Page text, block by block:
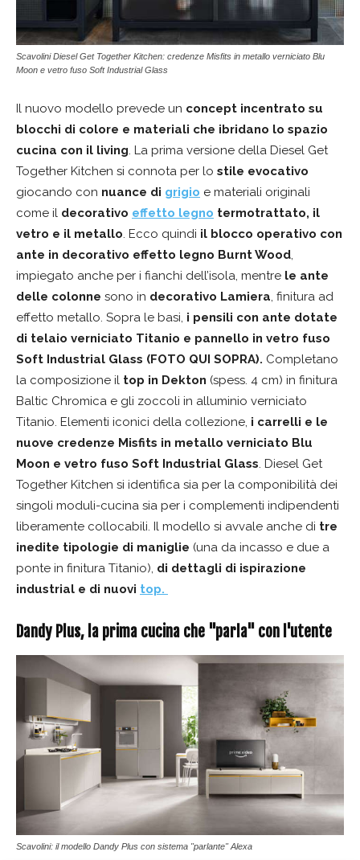
Scavolini Diesel Get Together Kitchen: credenze Misfits in metallo verniciato Blu
Moon e vetro fuso Soft Industrial Glass
Il nuovo modello prevede un concept incentrato su
blocchi di colore e materiali che ibridano lo spazio
cucina con il living. La prima versione della Diesel Get
Together Kitchen si connota per lo stile evocativo
giocando con nuance di grigio e materiali originali
come il decorativo effetto legno termotrattato, il
vetro e il metallo. Ecco quindi il blocco operativo con
ante in decorativo effetto legno Burnt Wood,
impiegato anche per i fianchi dell’isola, mentre le ante
delle colonne sono in decorativo Lamiera, finitura ad
effetto metallo. Sopra le basi, i pensili con ante dotate
di telaio verniciato Titanio e pannello in vetro fuso
Soft Industrial Glass (FOTO QUI SOPRA). Completano
la composizione il top in Dekton (spess. 4 cm) in finitura
Baltic Chromica e gli zoccoli in alluminio verniciato
Titanio. Elementi iconici della collezione, i carrelli e le
nuove credenze Misfits in metallo verniciato Blu
Moon e vetro fuso Soft Industrial Glass. Diesel Get
Together Kitchen si identifica sia per la componibilità dei
singoli moduli-cucina sia per i complementi indipendenti
liberamente collocabili. Il modello si avvale anche di tre
inedite tipologie di maniglie (una da incasso e due a
ponte in finitura Titanio), di dettagli di ispirazione
industrial e di nuovi top.
Dandy Plus, la prima cucina che "parla" con l'utente
Scavolini: il modello Dandy Plus con sistema "parlante" Alexa